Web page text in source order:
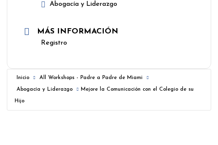
Inicio All Workshops - Padre a Padre de Miami
Abogacía y Liderazgo Mejore la Comunicación con el Colegio de su
Hijo
Abogacía y Liderazgo
MÁS INFORMACIÓN
Registro